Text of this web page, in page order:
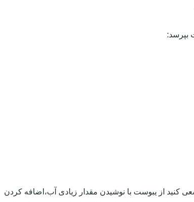
بپرسد:
کنید از یبوست با نوشیدن مقدار زیادی آب،اضافه کردن